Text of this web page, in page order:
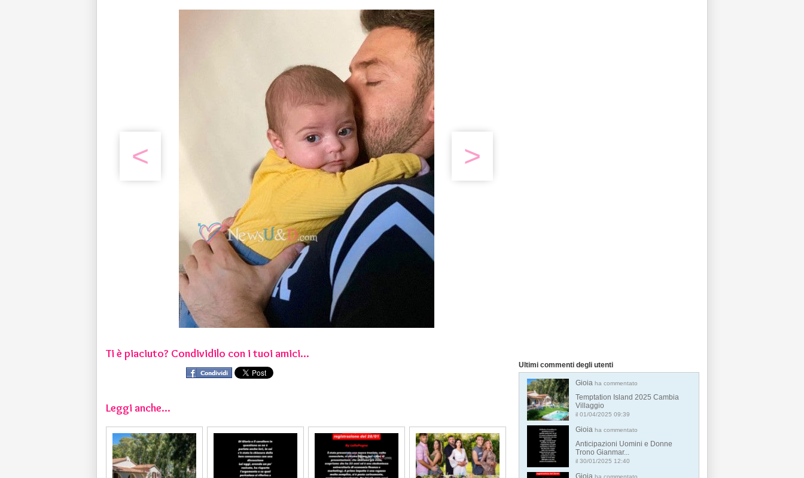
< >
Ti è piaciuto? Condividilo con i tuoi amici...
Leggi anche...
Ultimi commenti degli utenti
Gioia ha commentato
Temptation Island 2025 Cambia
Villaggio
il 01/04/2025 09:39
Gioia ha commentato
Anticipazioni Uomini e Donne
Trono Gianmar...
il 30/01/2025 12:40
Gioia ha commentato